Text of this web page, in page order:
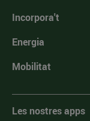
Incorpora't
Energia
Mobilitat
Les nostres apps